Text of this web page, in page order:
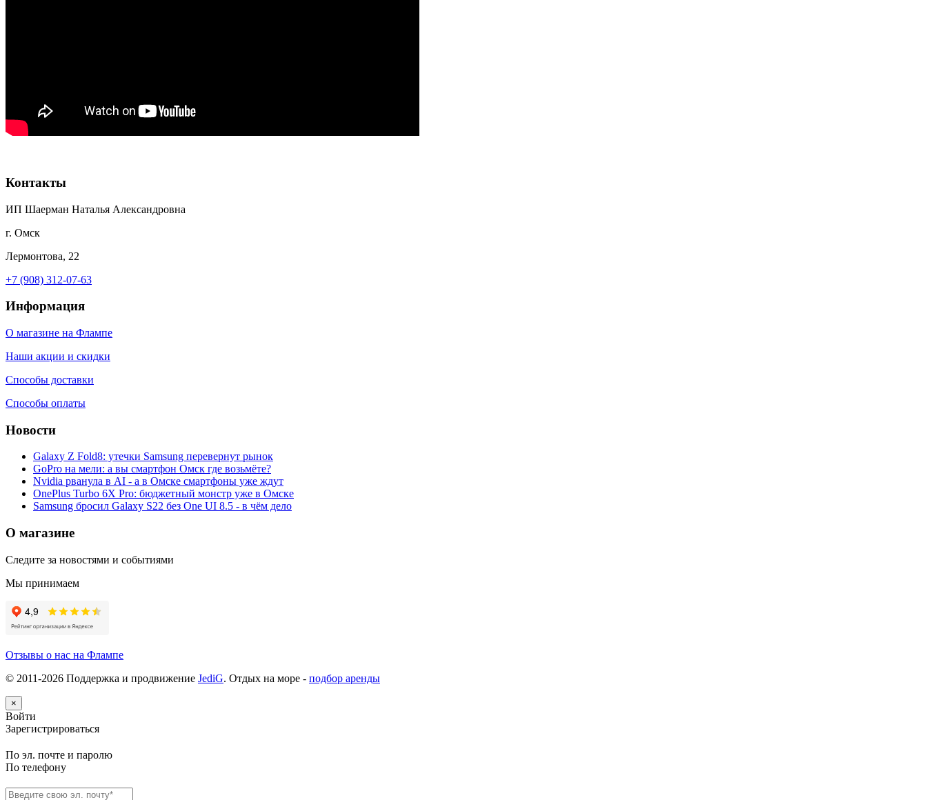
Контакты
ИП Шаерман Наталья Александровна
г. Омск
Лермонтова, 22
+7 (908) 312-07-63
Информация
О магазине на Флампе
Наши акции и скидки
Способы доставки
Способы оплаты
Новости
Galaxy Z Fold8: утечки Samsung перевернут рынок
GoPro на мели: а вы смартфон Омск где возьмёте?
Nvidia рванула в AI - а в Омске смартфоны уже ждут
OnePlus Turbo 6X Pro: бюджетный монстр уже в Омске
Samsung бросил Galaxy S22 без One UI 8.5 - в чём дело
О магазине
Следите за новостями и событиями
Мы принимаем
Отзывы о нас на Флампе
© 2011-2026 Поддержка и продвижение JediG. Отдых на море - подбор аренды
×
Войти
Зарегистрироваться
По эл. почте и паролю
По телефону